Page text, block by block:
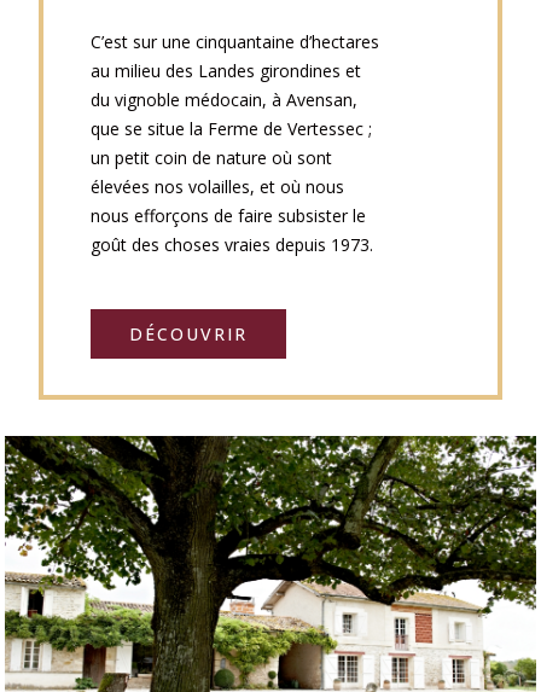
C’est sur une cinquantaine d’hectares
au milieu des Landes girondines et
du vignoble médocain, à Avensan,
que se situe la Ferme de Vertessec ;
un petit coin de nature où sont
élevées nos volailles, et où nous
nous efforçons de faire subsister le
goût des choses vraies depuis 1973.
DÉCOUVRIR